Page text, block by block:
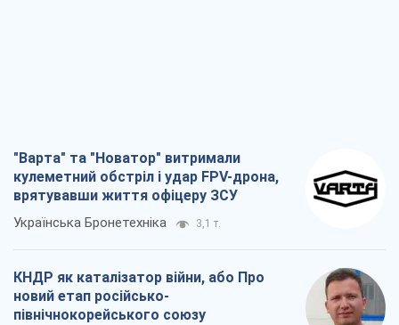
"Варта" та "Новатор" витримали
кулеметний обстріл і удар FPV-дрона,
врятувавши життя офіцеру ЗСУ
Українська Бронетехніка 3,1 т.
КНДР як каталізатор війни, або Про
новий етап російсько-
північнокорейського союзу